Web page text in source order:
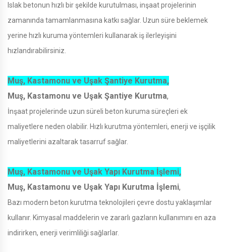
Islak betonun hızlı bir şekilde kurutulması, inşaat projelerinin
zamanında tamamlanmasına katkı sağlar. Uzun süre beklemek
yerine hızlı kuruma yöntemleri kullanarak iş ilerleyişini
hızlandırabilirsiniz.
Muş, Kastamonu ve Uşak Şantiye Kurutma,
Muş, Kastamonu ve Uşak Şantiye Kurutma,
İnşaat projelerinde uzun süreli beton kuruma süreçleri ek
maliyetlere neden olabilir. Hızlı kurutma yöntemleri, enerji ve işçilik
maliyetlerini azaltarak tasarruf sağlar.
Muş, Kastamonu ve Uşak Yapı Kurutma İşlemi,
Muş, Kastamonu ve Uşak Yapı Kurutma İşlemi,
Bazı modern beton kurutma teknolojileri çevre dostu yaklaşımlar
kullanır. Kimyasal maddelerin ve zararlı gazların kullanımını en aza
indirirken, enerji verimliliği sağlarlar.